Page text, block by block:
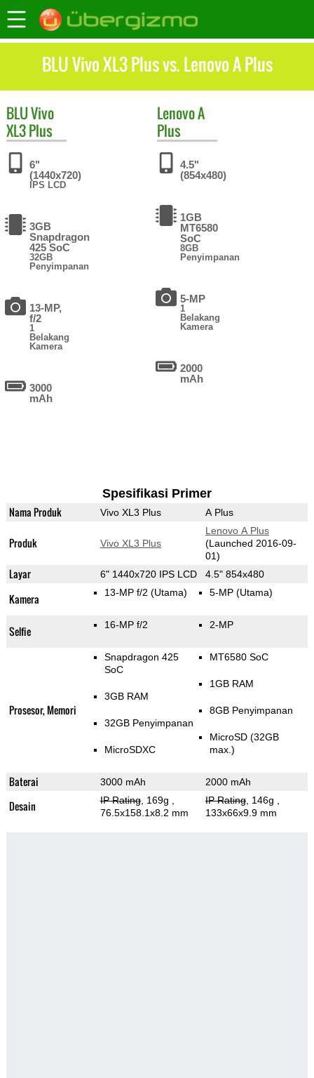
BLU Vivo XL3 Plus vs. Lenovo A Plus
BLUVivo
XL3 Plus
6"
(1440x720)
IPS LCD
3GB
Snapdragon
425 SoC
32GB
Penyimpanan
13-MP,
f/2
1
Belakang
Kamera
3000
mAh
LenovoA
Plus
4.5"
(854x480)
1GB
MT6580
SoC
8GB
Penyimpanan
5-MP
1
Belakang
Kamera
2000
mAh
Spesifikasi Primer
Nama Produk Vivo XL3 Plus A Plus
Produk Vivo XL3 Plus
Lenovo A Plus
(Launched 2016-09-
01)
Layar 6" 1440x720 IPS LCD 4.5" 854x480
Kamera 13-MP f/2 (Utama) 5-MP (Utama)
Selfie 16-MP f/2 2-MP
Prosesor, Memori
Snapdragon 425
SoC
3GB RAM
32GB Penyimpanan
MicroSDXC
MT6580 SoC
1GB RAM
8GB Penyimpanan
MicroSD (32GB
max.)
Baterai 3000 mAh 2000 mAh
Desain IP Rating, 169g
76.5x158.1x8.2 mm
IP Rating, 146g
133x66x9.9 mm